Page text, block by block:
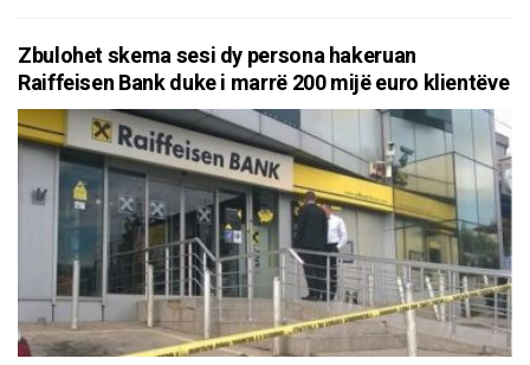
Zbulohet skema sesi dy persona hakeruan
Raiffeisen Bank duke i marrë 200 mijë euro klientëve